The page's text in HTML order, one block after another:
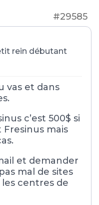
#29585
rein débutant
vas et dans
c’est 500$ si
mais
et demander
mal de sites
centres de